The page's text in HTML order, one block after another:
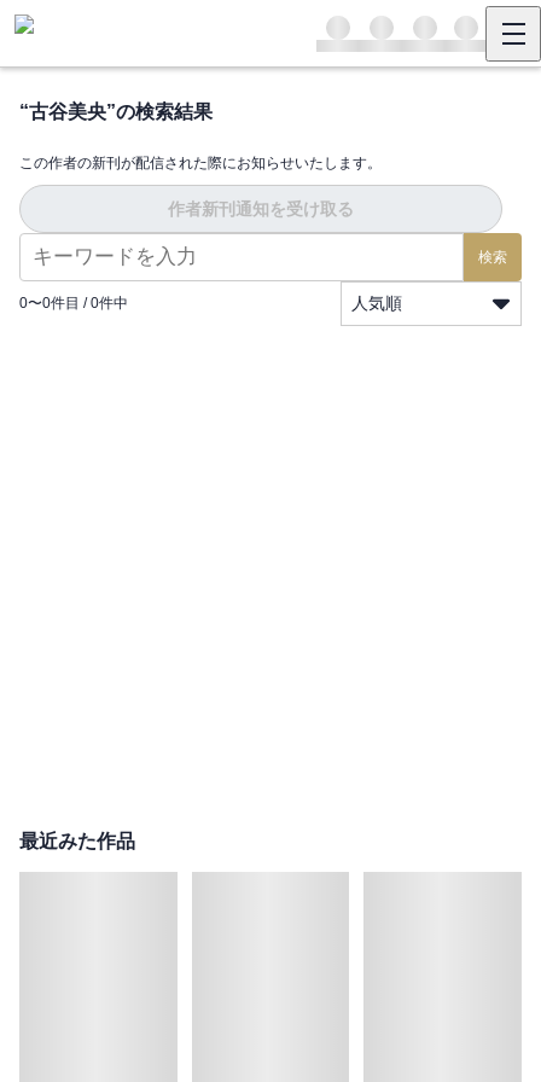
“古谷美央”の検索結果
この作者の新刊が配信された際にお知らせいたします。
作者新刊通知を受け取る
検索
0〜0件目 / 0件中 人気順
最近みた作品